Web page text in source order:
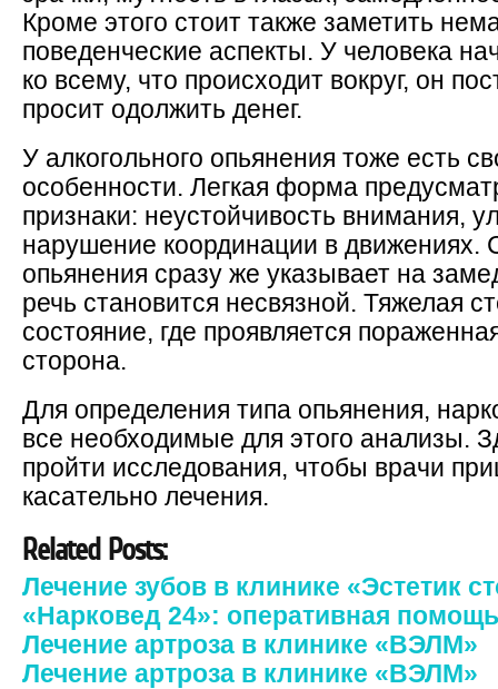
Кроме этого стоит также заметить
поведенческие аспекты. У человека
ко всему, что происходит вокруг, он
просит одолжить денег.
У алкогольного опьянения тоже есть
особенности. Легкая форма
признаки: неустойчивость внимания,
нарушение координации в движениях.
опьянения сразу же указывает на
речь становится несвязной. Тяжелая
состояние, где проявляется
сторона.
Для определения типа опьянения,
все необходимые для этого анализы.
пройти исследования, чтобы врачи
касательно лечения.
Related Posts:
Лечение зубов в клинике «Эстетик
«Нарковед 24»: оперативная
Лечение артроза в клинике «ВЭЛМ»
Лечение артроза в клинике «ВЭЛМ»